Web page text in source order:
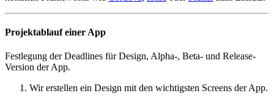
Projektablauf einer App
Festlegung der Deadlines für Design, Alpha-, Beta- und Release-
Version der App.
Wir erstellen ein Design mit den wichtigsten Screens der App.